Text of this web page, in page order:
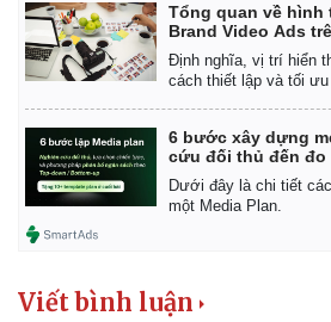
Kinh tế
Bất động sản
Khởi nghiệp
Thị
Tiêu
Giá
Tổng quan về hình
Brand Video Ads
Định nghĩa, vị trí hiển
cách thiết lập và tối ưu
6 bước xây dựng
cứu đối thủ đến
Dưới đây là chi tiết
một Media Plan.
Viết bình luận